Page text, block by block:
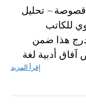
– تحليل
للكاتب
هذا ضمن
أدبية لغة
إقرأ المزيد